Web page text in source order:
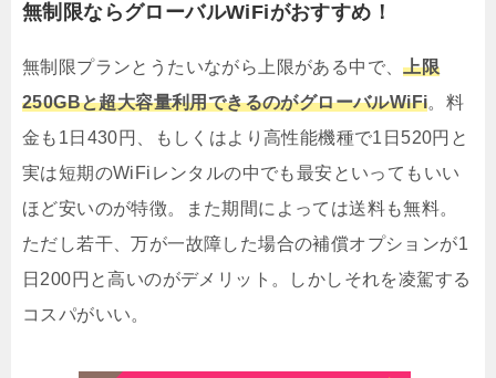
無制限ならグローバルWiFiがおすすめ！
無制限プランとうたいながら上限がある中で、上限
250GBと超大容量利用できるのがグローバルWiFi。料
金も1日430円、もしくはより高性能機種で1日520円と
実は短期のWiFiレンタルの中でも最安といってもいい
ほど安いのが特徴。また期間によっては送料も無料。
ただし若干、万が一故障した場合の補償オプションが1
日200円と高いのがデメリット。しかしそれを凌駕する
コスパがいい。